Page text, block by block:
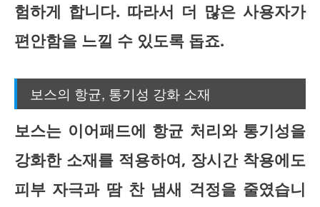
험하게 합니다. 따라서 더 많은 사용자가
편안함을 느낄 수 있도록 돕죠.
보스의 항균, 통기성 강화 소재
보스는 이어패드에 항균 처리와 통기성을
강화한 소재를 적용하여, 장시간 착용에도
피부 자극과 땀 찬 냄새 걱정을 줄였습니